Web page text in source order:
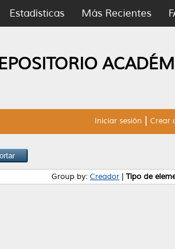
Estadísticas Más Recientes
Iniciar sesión Crear
Group by: Creador Tipo de